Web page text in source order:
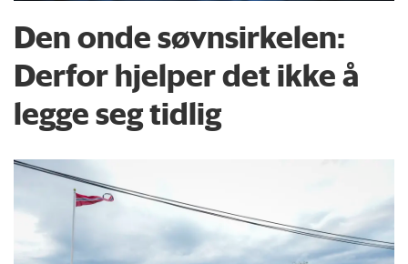
Den onde søvnsirkelen:
Derfor hjelper det ikke å
legge seg tidlig